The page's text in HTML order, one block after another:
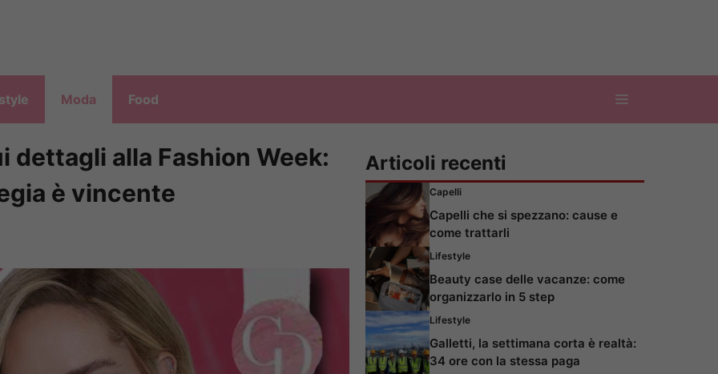
Moda Food
dettagli alla Fashion Week:
è vincente
Articoli recenti
Capelli
Capelli che si spezzano: cause e
come trattarli
Lifestyle
Beauty case delle vacanze: come
organizzarlo in 5 step
Lifestyle
Galletti, la settimana corta è realtà:
34 ore con la stessa paga